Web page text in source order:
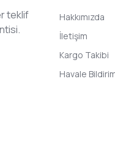
teklif
Hakkımızda
İletişim
Kargo Takibi
Havale